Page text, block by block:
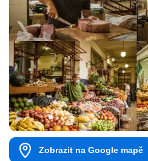
Zobrazit na Google mapě